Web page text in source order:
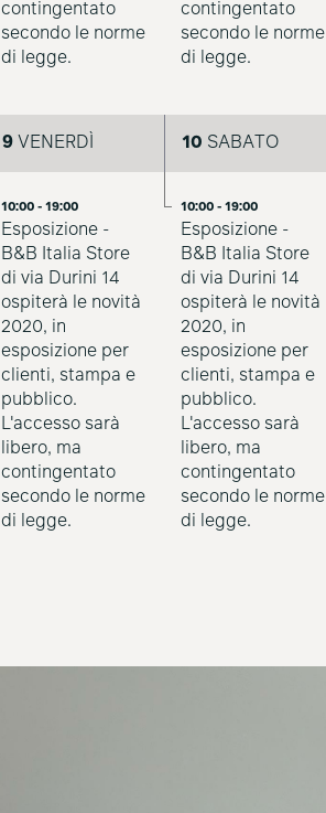
contingentato
secondo le norme
di legge.
contingentato
secondo le norme
di legge.
9 VENERDÌ
10:00 - 19:00
Esposizione -
B&B Italia Store
di via Durini 14
ospiterà le novità
2020, in
esposizione per
clienti, stampa e
pubblico.
L'accesso sarà
libero, ma
contingentato
secondo le norme
di legge.
10 SABATO
10:00 - 19:00
Esposizione -
B&B Italia Store
di via Durini 14
ospiterà le novità
2020, in
esposizione per
clienti, stampa e
pubblico.
L'accesso sarà
libero, ma
contingentato
secondo le norme
di legge.